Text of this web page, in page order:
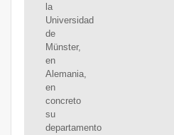
la
Universidad
de
Münster,
en
Alemania,
en
concreto
su
departamento